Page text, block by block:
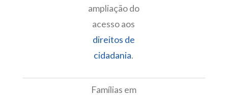
ampliação do
acesso aos
direitos de
cidadania.
Famílias em